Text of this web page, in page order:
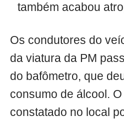
também acabou
Os condutores do
da viatura da PM
do bafômetro, que
consumo de álcool.
constatado no local